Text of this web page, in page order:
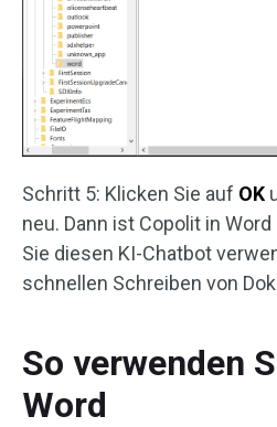
Schritt 5: Klicken Sie auf OK
neu. Dann ist Copolit in
Sie diesen KI-Chatbot
schnellen Schreiben von
So verwenden
Word